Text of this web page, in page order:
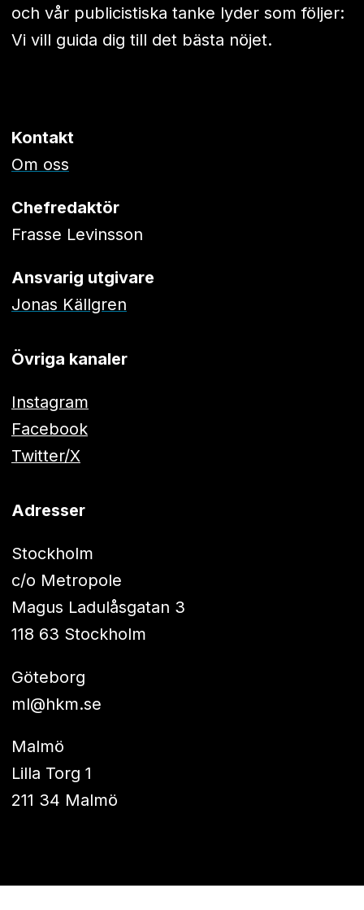
och vår publicistiska tanke lyder som följer:
Vi vill guida dig till det bästa nöjet.
Kontakt
Om oss
Chefredaktör
Frasse Levinsson
Ansvarig utgivare
Jonas Källgren
Övriga kanaler
Instagram
Facebook
Twitter/X
Adresser
Stockholm
c/o Metropole
Magus Ladulåsgatan 3
118 63 Stockholm
Göteborg
ml@hkm.se
Malmö
Lilla Torg 1
211 34 Malmö